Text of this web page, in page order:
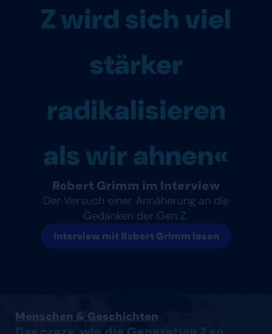
Z wird sich viel
stärker
radikalisieren
als wir ahnen«
Robert Grimm im Interview
Der Versuch einer Annäherung an die
Gedanken der Gen Z.
Interview mit Robert Grimm lesen
Menschen & Geschichten